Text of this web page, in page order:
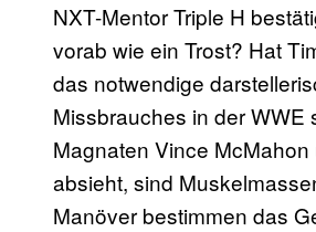
NXT-Mentor Triple H
vorab wie ein Trost? Hat
das notwendige
Missbrauches in der
Magnaten Vince
absieht, sind
Manöver bestimmen das